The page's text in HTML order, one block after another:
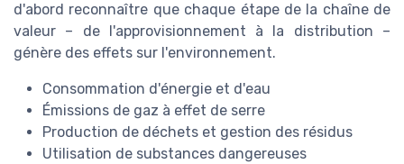
d'abord reconnaître que chaque étape de la chaîne de
valeur – de l'approvisionnement à la distribution –
génère des effets sur l'environnement.
Consommation d'énergie et d'eau
Émissions de gaz à effet de serre
Production de déchets et gestion des résidus
Utilisation de substances dangereuses